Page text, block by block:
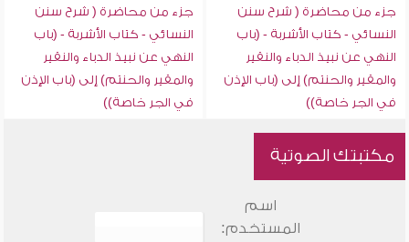
جزء من محاضرة ( شرح سنن
النسائي - كتاب الأشربة - (باب
النهي عن نبيذ الدباء والنقير
والمقير والحنتم) إلى (باب الإذن
في الجر خاصة))
جزء من محاضرة ( شرح سنن
النسائي - كتاب الأشربة - (باب
النهي عن نبيذ الدباء والنقير
والمقير والحنتم) إلى (باب الإذن
في الجر خاصة))
مكتبتك الصوتية
اسم
المستخدم: